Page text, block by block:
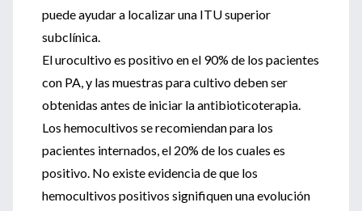
puede ayudar a localizar una ITU superior
subclínica.
El urocultivo es positivo en el 90% de los pacientes
con PA, y las muestras para cultivo deben ser
obtenidas antes de iniciar la antibioticoterapia.
Los hemocultivos se recomiendan para los
pacientes internados, el 20% de los cuales es
positivo. No existe evidencia de que los
hemocultivos positivos signifiquen una evolución